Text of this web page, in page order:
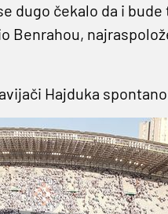
dugo čekalo da i
Benrahou,
Hajduka